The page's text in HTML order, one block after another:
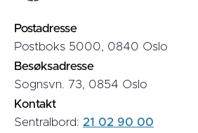
Postadresse
Postboks 5000, 0840 Oslo
Besøksadresse
Sognsvn. 73, 0854 Oslo
Kontakt
Sentralbord: 21 02 90 00